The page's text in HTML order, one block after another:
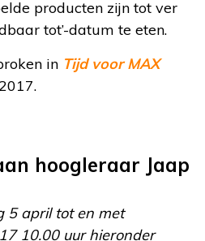
producten zijn tot ver
tot’-datum te eten.
in Tijd voor MAX
hoogleraar Jaap
5 april tot en met
10.00 uur hieronder